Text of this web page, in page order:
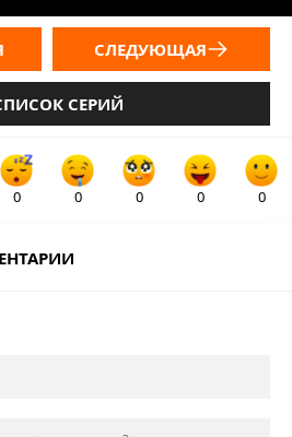
СЕРИЙ
СЛЕДУЮЩАЯ
0 0 0 0 0